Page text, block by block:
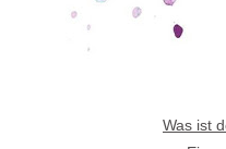
Was ist